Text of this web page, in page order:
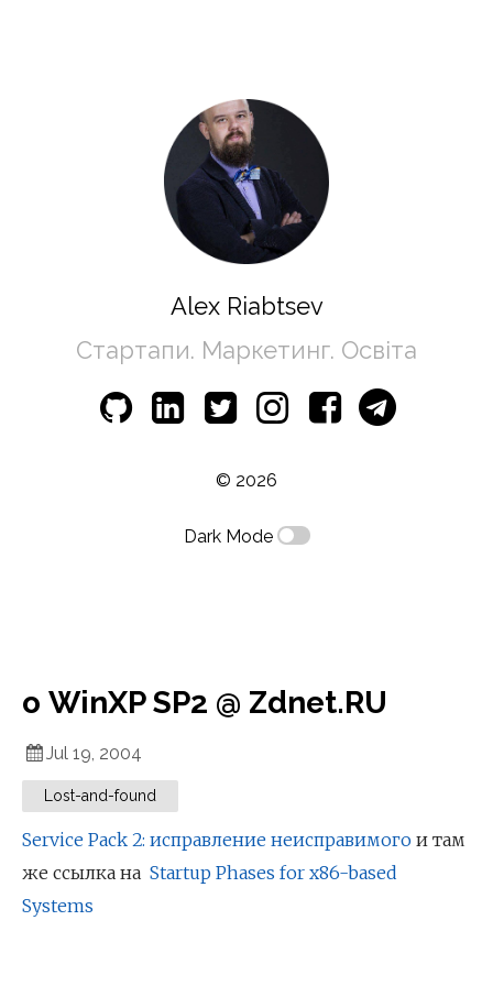
Alex Riabtsev
Стартапи. Маркетинг. Освіта
© 2026
Dark Mode
о WinXP SP2 @ Zdnet.RU
Jul 19, 2004
Lost-and-found
Service Pack 2: исправление неисправимого и там
же ссылка на Startup Phases for x86-based
Systems